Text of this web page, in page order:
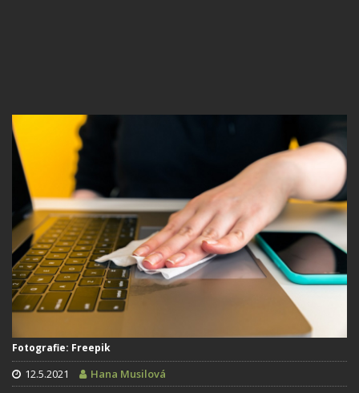
Fotografie: Freepik
12.5.2021 Hana Musilová